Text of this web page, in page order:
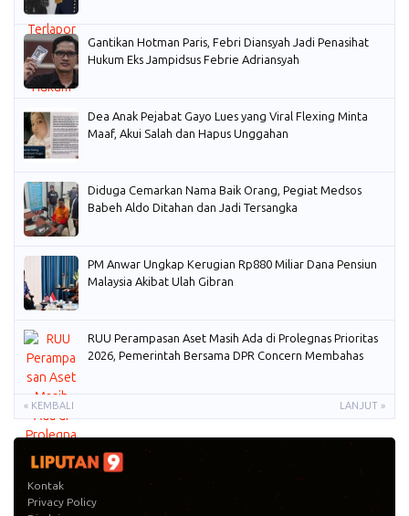
Gantikan Hotman Paris, Febri Diansyah Jadi Penasihat
Hukum Eks Jampidsus Febrie Adriansyah
Dea Anak Pejabat Gayo Lues yang Viral Flexing Minta
Maaf, Akui Salah dan Hapus Unggahan
Diduga Cemarkan Nama Baik Orang, Pegiat Medsos
Babeh Aldo Ditahan dan Jadi Tersangka
PM Anwar Ungkap Kerugian Rp880 Miliar Dana Pensiun
Malaysia Akibat Ulah Gibran
RUU Perampasan Aset Masih Ada di Prolegnas Prioritas
2026, Pemerintah Bersama DPR Concern Membahas
« KEMBALI LANJUT »
Kontak
Privacy Policy